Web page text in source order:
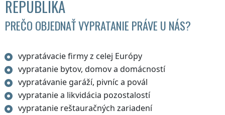
REPUBLIKA
PREČO OBJEDNAŤ VYPRATANIE PRÁVE U NÁS?
vypratávacie firmy z celej Európy
vypratanie bytov, domov a domácností
vypratávanie garáží, pivníc a povál
vypratanie a likvidácia pozostalostí
vypratanie reštauračných zariadení